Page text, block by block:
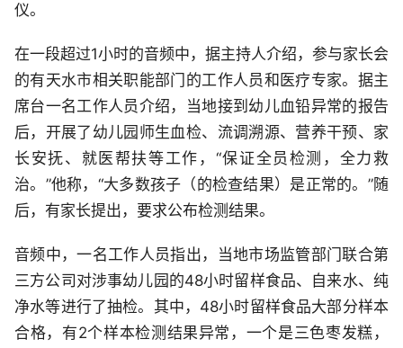
仪。
在一段超过1小时的音频中，据主持人介绍，参与家长会
的有天水市相关职能部门的工作人员和医疗专家。据主
席台一名工作人员介绍，当地接到幼儿血铅异常的报告
后，开展了幼儿园师生血检、流调溯源、营养干预、家
长安抚、就医帮扶等工作，“保证全员检测，全力救
治。”他称，“大多数孩子（的检查结果）是正常的。”随
后，有家长提出，要求公布检测结果。
音频中，一名工作人员指出，当地市场监管部门联合第
三方公司对涉事幼儿园的48小时留样食品、自来水、纯
净水等进行了抽检。其中，48小时留样食品大部分样本
合格，有2个样本检测结果异常，一个是三色枣发糕，